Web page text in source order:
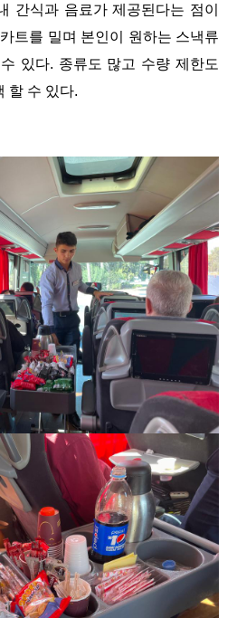
간식과 음료가 제공된다는 점이
트를 밀며 본인이 원하는 스낵류
있다. 종류도 많고 수량 제한도
할 수 있다.